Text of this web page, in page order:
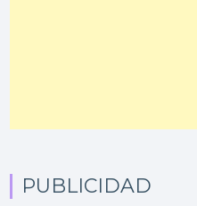
PUBLICIDAD